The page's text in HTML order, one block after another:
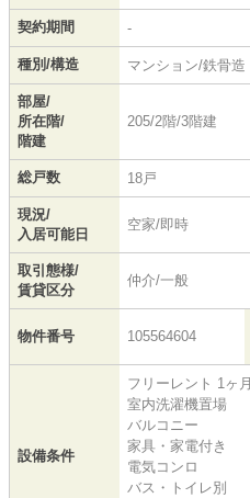
契約期間 -
種別/構造 マンション/鉄骨造
部屋/
所在階/
階建
205/2階/3階建
総戸数 18戸
現況/
入居可能日
空家/即時
取引態様/
賃貸区分
仲介/一般
物件番号 105564604
設備条件
フリーレント 1ヶ月
室内洗濯機置場
バルコニー
家具・家電付き
電気コンロ
バス・トイレ別